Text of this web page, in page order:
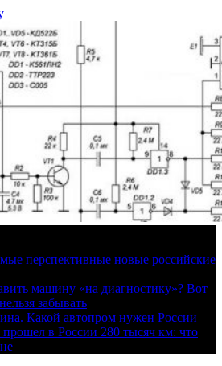
перспективные новые российские
машину «на диагностику»? Вот
забывать
Какой автопром нужен России
в России 280 тысяч км: что